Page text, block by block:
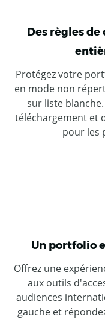
Des règles
Protégez votre
en mode non
sur liste
téléchargement et
pour les
Un portfolio
Offrez une
aux outils
audiences
gauche et